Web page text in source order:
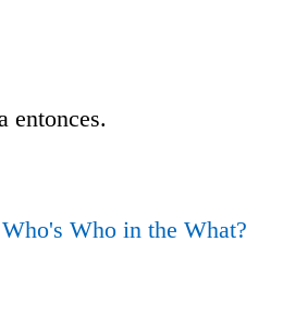
entonces.
Who's Who in the What?